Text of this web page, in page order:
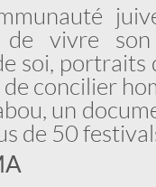
vivre son
soi, portraits
concilier
un
de 50